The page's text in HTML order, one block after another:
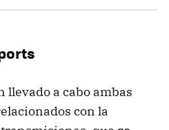
llevado a cabo ambas
con la